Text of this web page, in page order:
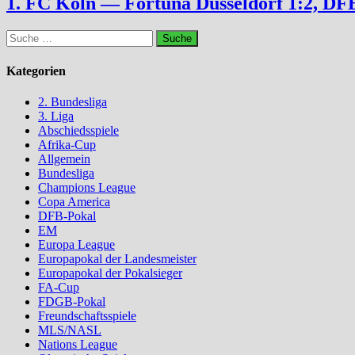
Suche
nach:
Kategorien
2. Bundesliga
3. Liga
Abschiedsspiele
Afrika-Cup
Allgemein
Bundesliga
Champions League
Copa America
DFB-Pokal
EM
Europa League
Europapokal der Landesmeister
Europapokal der Pokalsieger
FA-Cup
FDGB-Pokal
Freundschaftsspiele
MLS/NASL
Nations League